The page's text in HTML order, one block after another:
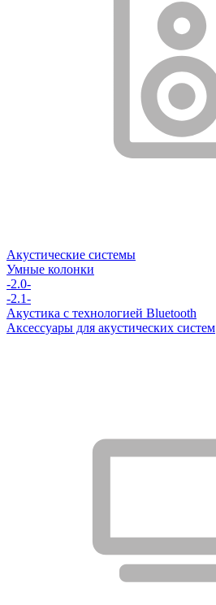
Акустические системы
Умные колонки
-2.0-
-2.1-
Акустика с технологией Bluetooth
Аксессуары для акустических систем